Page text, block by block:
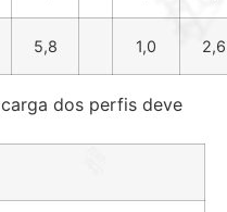
5,8 1,0 2,6
dos perfis deve